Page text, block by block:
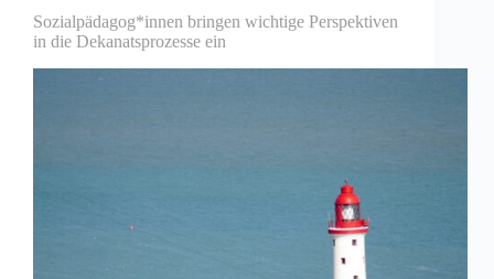
Sozialpädagog*innen bringen wichtige Perspektiven
in die Dekanatsprozesse ein